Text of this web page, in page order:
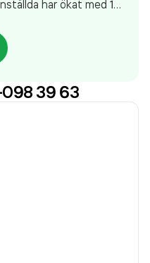
har ökat med 1
som varit aktivt
AB
(2025).
39 63